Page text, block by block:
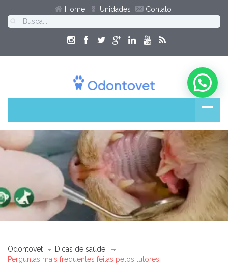
Home Unidades Contato
Odontovet
Dicas de saúde
Perguntas mais frequentes feitas pelos tutores